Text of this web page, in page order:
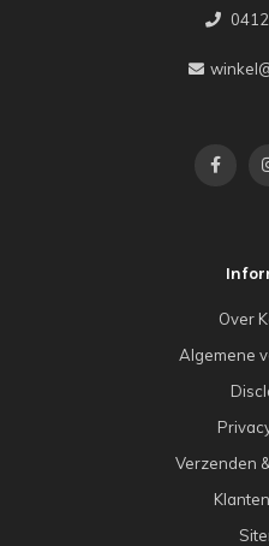
Over
Algemene
Verzenden